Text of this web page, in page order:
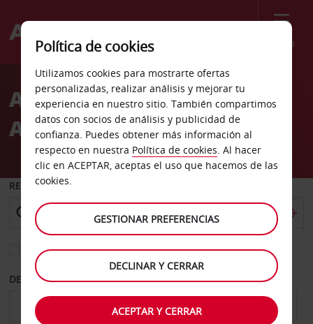
Menú
Welcome
AvisAlquiler de coches
Auckland
RECOGER EN
Elegir otra oficina de devolución
DESDE HASTA
Política de cookies
Utilizamos cookies para mostrarte ofertas
personalizadas, realizar análisis y mejorar tu
experiencia en nuestro sitio. También compartimos
datos con socios de análisis y publicidad de
confianza. Puedes obtener más información al
respecto en nuestra Política de cookies. Al hacer
clic en ACEPTAR, aceptas el uso que hacemos de las
cookies.
GESTIONAR PREFERENCIAS
DECLINAR Y CERRAR
ACEPTAR Y CERRAR